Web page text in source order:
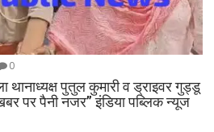
0
थानाध्यक्ष पुतुल कुमारी व ड्राइवर गुड्डू
पर पैनी नजर” इंडिया पब्लिक न्यूज